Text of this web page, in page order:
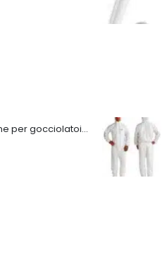
Guarnizione per gocciolatoi A213 marrone